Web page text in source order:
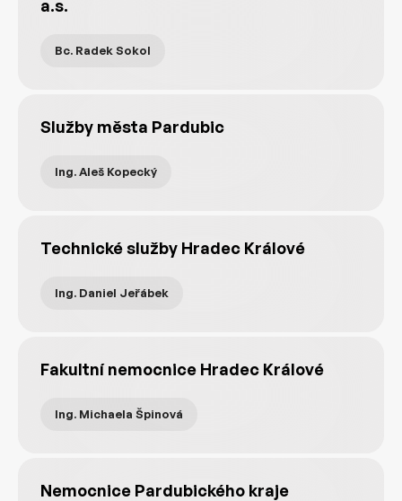
a.s.
Bc. Radek Sokol
Služby města Pardubic
Ing. Aleš Kopecký
Technické služby Hradec Králové
Ing. Daniel Jeřábek
Fakultní nemocnice Hradec Králové
Ing. Michaela Špinová
Nemocnice Pardubického kraje